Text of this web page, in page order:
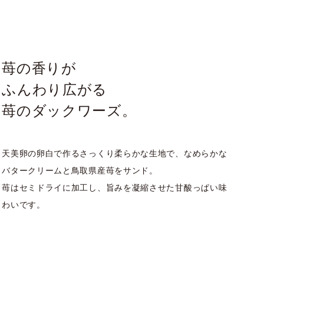
苺の香りが
ふんわり広がる
苺のダックワーズ。
天美卵の卵白で作るさっくり柔らかな生地で、なめらかな
バタークリームと鳥取県産苺をサンド。
苺はセミドライに加工し、旨みを凝縮させた甘酸っぱい味
わいです。